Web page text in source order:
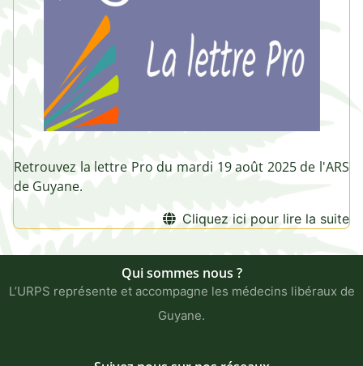
Retrouvez la lettre Pro du mardi 19 août 2025 de l'ARS
de Guyane.
Cliquez ici pour lire la suite
Qui sommes nous ?
L’URPS représente et accompagne les médecins libéraux de
Guyane.